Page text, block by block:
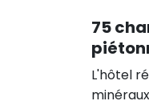
75
L'hôtel